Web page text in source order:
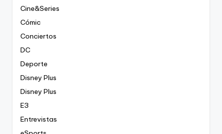
Cine&Series
Cómic
Conciertos
DC
Deporte
Disney Plus
Disney Plus
E3
Entrevistas